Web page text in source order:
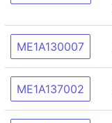
ME1A130007
ME1A137002